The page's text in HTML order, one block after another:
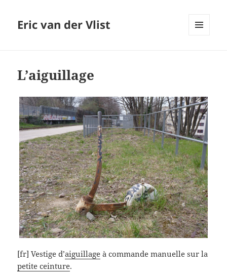
Eric van der Vlist
L’aiguillage
[fr] Vestige d’aiguillage à commande manuelle sur la
petite ceinture.